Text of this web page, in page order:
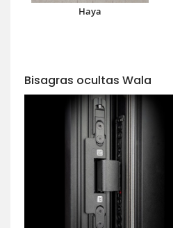
Haya
Bisagras ocultas Wala